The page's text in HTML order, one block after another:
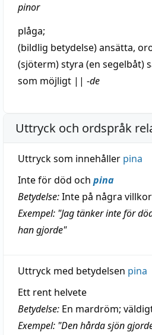
pinor
plåga;
(bildlig betydelse)ansätta,
(sjöterm)styra (en segelbåt)
som möjligt || -de
Uttryck och ordspråk
Uttryck som innehåller pina
Inte för död och pina
Betydelse:Inte på några villkor
Exempel: "Jag tänker inte för
han gjorde"
Uttryck med betydelsen pina
Ett rent helvete
Betydelse: En mardröm;
Exempel: "Den hårda sjön